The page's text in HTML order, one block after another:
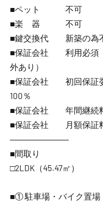
■ペット 不可
■楽 器 不可
■鍵交換代 新築の為
■保証会社 利用必須
外あり）
■保証会社 初回保証
100％
■保証会社 年間継続
■保証会社 月額保証料
―――――――
■間取り
□2LDK（45.47㎡）
■① 駐車場・バイク置場